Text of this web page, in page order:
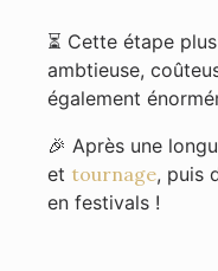
⏳ Cette étape
ambtieuse,
également
🎉 Après une
et tournage, puis
en festivals !